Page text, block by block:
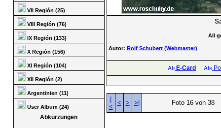
VII Región (25)
VIII Región (76)
IX Región (133)
X Región (156)
XI Región (104)
XII Región (2)
Argentinien (11)
User Album (24)
Abkürzungen
All
Autor: Rolf Schubert (Webmaster)
E-Card
<
< > >| Foto 16 von 38